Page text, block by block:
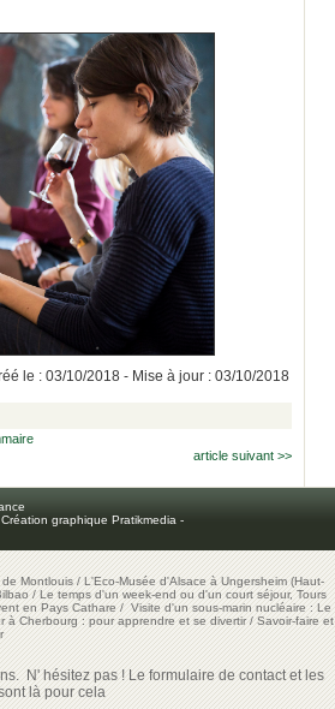
le : 03/10/2018 - Mise à jour : 03/10/2018
article suivant >>
Création graphique Pratikmedia -
de Montlouis/L'Eco-Musée d'Alsace à Ungersheim (Haut-
/Le temps d'un week-end ou d'un court séjour, Tours
en Pays Cathare/Visite d'un sous-marin nucléaire : Le
à Cherbourg : pour apprendre et se divertir/Savoir-faire et
N' hésitez pas ! Le formulaire de contact et les
là pour cela